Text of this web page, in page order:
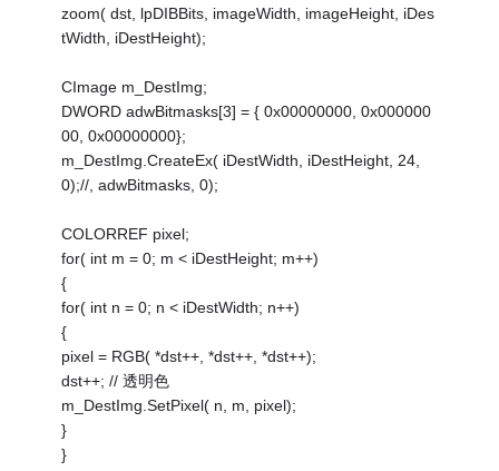
zoom( dst, lpDIBBits, imageWidth, imageHeight, iDes
tWidth, iDestHeight);
CImage m_DestImg;
DWORD adwBitmasks[3] = { 0x00000000, 0x000000
00, 0x00000000};
m_DestImg.CreateEx( iDestWidth, iDestHeight, 24,
0);//, adwBitmasks, 0);
COLORREF pixel;
for( int m = 0; m < iDestHeight; m++)
{
for( int n = 0; n < iDestWidth; n++)
{
pixel = RGB( *dst++, *dst++, *dst++);
dst++; // 透明色
m_DestImg.SetPixel( n, m, pixel);
}
}